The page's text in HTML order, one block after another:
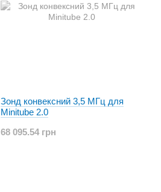
Зонд конвексний 3,5 МГц для
Minitube 2.0
68 095.54 грн